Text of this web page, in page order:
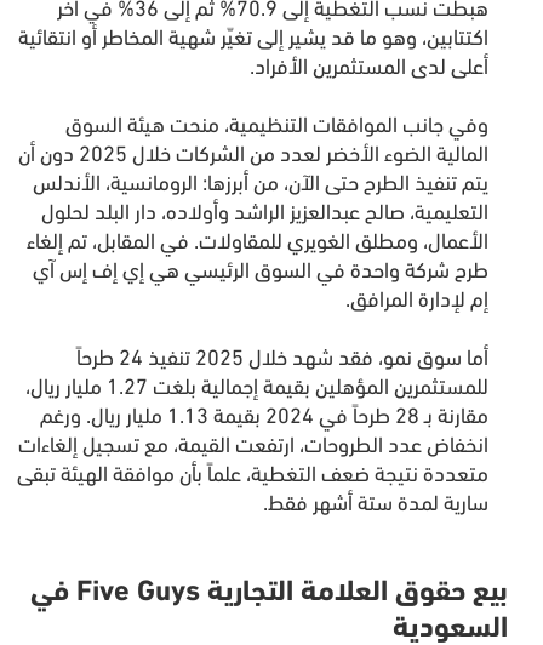
اكتتابين، وهو ما قد يشير إلى تغيّر شهية المخاطر أو انتقائية
أعلى لدى المستثمرين الأفراد.
وفي جانب الموافقات التنظيمية، منحت هيئة السوق
المالية الضوء الأخضر لعدد من الشركات خلال 2025 دون أن
يتم تنفيذ الطرح حتى الآن، من أبرزها: الرومانسية، الأندلس
التعليمية، صالح عبدالعزيز الراشد وأولاده، دار البلد لحلول
الأعمال، ومطلق الغويري للمقاولات. في المقابل، تم إلغاء
طرح شركة واحدة في السوق الرئيسي هي إي إف إس آي
إم لإدارة المرافق.
أما سوق نمو، فقد شهد خلال 2025 تنفيذ 24 طرحاً
للمستثمرين المؤهلين بقيمة إجمالية بلغت 1.27 مليار ريال،
مقارنة بـ 28 طرحاً في 2024 بقيمة 1.13 مليار ريال. ورغم
انخفاض عدد الطروحات، ارتفعت القيمة، مع تسجيل إلغاءات
متعددة نتيجة ضعف التغطية، علماً بأن موافقة الهيئة تبقى
سارية لمدة ستة أشهر فقط.
بيع حقوق العلامة التجارية Five Guys في
السعودية